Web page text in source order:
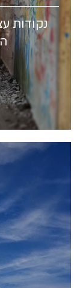
נקודות